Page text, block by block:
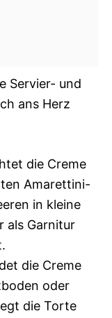
Servier- und
ans Herz
die Creme
Amarettini-
in kleine
als Garnitur
die Creme
oder
die Torte